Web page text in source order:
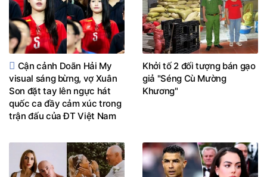
Cận cảnh Doãn Hải My
visual sáng bừng, vợ Xuân
Son đặt tay lên ngực hát
quốc ca đầy cảm xúc trong
trận đấu của ĐT Việt Nam
Khởi tố 2 đối tượng bán gạo
giả "Séng Cù Mường
Khương"